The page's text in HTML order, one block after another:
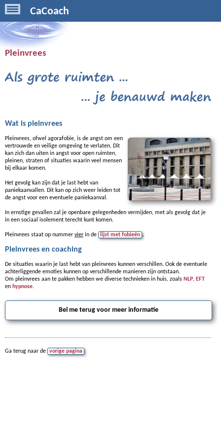
CaCoach
Pleinvrees
Wat is pleinvrees
Pleinvrees, ofwel agorafobie, is de angst om een
vertrouwde en veilige omgeving te verlaten. Dit
kan zich dan uiten in angst voor open ruimten,
pleinen, straten of situaties waarin veel mensen
bij elkaar komen.
Het gevolg kan zijn dat je last hebt van
paniekaanvallen. Dit kan op zich weer leiden tot
de angst voor een eventuele paniekaanval.
In ernstige gevallen zal je openbare gelegenheden vermijden, met als gevolg dat je
in een sociaal isolement terecht kunt komen.
Pleinvrees staat op nummer vier in de lijst met fobieën .
Pleinvrees en coaching
De situaties waarin je last hebt van pleinvrees kunnen verschillen. Ook de eventuele
achterliggende emoties kunnen op verschillende manieren zijn ontstaan.
Om pleinvrees aan te pakken hebben we diverse technieken in huis, zoals NLP, EFT
en hypnose.
Bel me terug voor meer informatie
Ga terug naar de vorige pagina